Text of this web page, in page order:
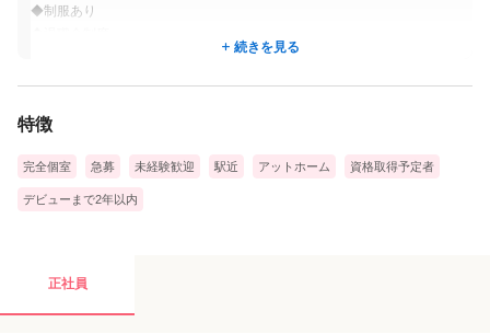
す。
◆制服あり
◆健康診断
続きを見る
特徴
完全個室 急募 未経験歓迎 駅近 アットホーム 資格取得予定者
デビューまで2年以内
正社員